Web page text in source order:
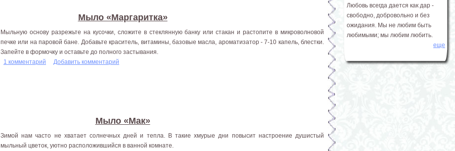
Мыло «Маргаритка»
Мыльную основу разрежьте на кусочки, сложите в стеклянную банку или стакан и растопите в микроволновой
печке или на паровой бане. Добавьте краситель, витамины, базовые масла, ароматизатор - 7-10 капель, блестки.
Запейте в формочку и оставьте до полного застывания.
1 комментарий
Добавить комментарий
Мыло «Мак»
Зимой нам часто не хватает солнечных дней и тепла. В такие хмурые дни повысит настроение душистый
мыльный цветок, уютно расположившийся в ванной комнате.
Любовь всегда дается как дар -
свободно, добровольно и без
ожидания. Мы не любим быть
любимыми; мы любим любить.
еще